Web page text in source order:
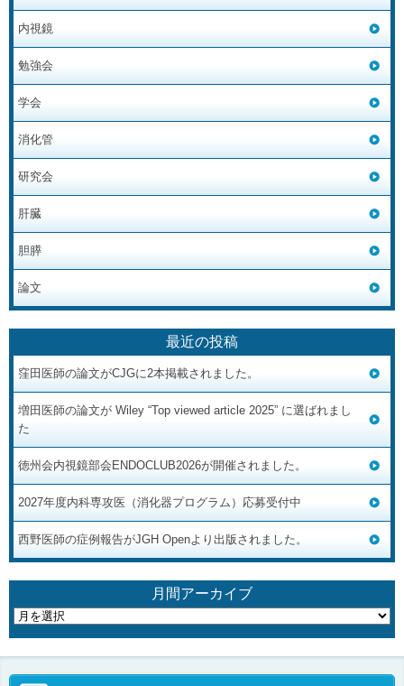
内視鏡
勉強会
学会
消化管
研究会
肝臓
胆膵
論文
最近の投稿
窪田医師の論文がCJGに2本掲載されました。
増田医師の論文が Wiley “Top viewed article 2025” に選ばれまし
た
徳州会内視鏡部会ENDOCLUB2026が開催されました。
2027年度内科専攻医（消化器プログラム）応募受付中
西野医師の症例報告がJGH Openより出版されました。
月間アーカイブ